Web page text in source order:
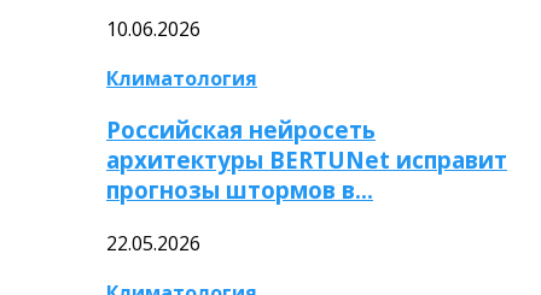
10.06.2026
Климатология
Российская нейросеть
архитектуры BERTUNet исправит
прогнозы штормов в…
22.05.2026